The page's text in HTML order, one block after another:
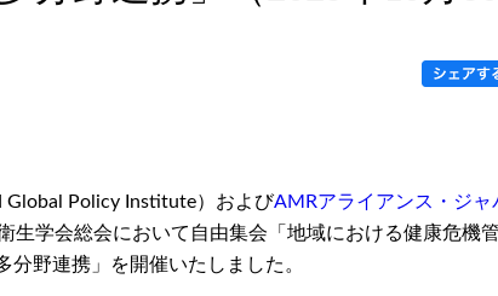
Global Policy Institute）およびAMRアライアンス・ジャ
生学会総会において自由集会「地域における健康危機
野連携」を開催いたしました。